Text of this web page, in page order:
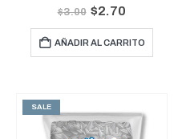
out of 5
$3.00 $2.70
AÑADIR AL CARRITO
SALE